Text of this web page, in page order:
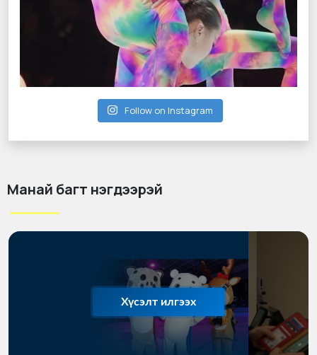
Follow on Instagram
Манай багт нэгдээрэй
Хүсэлт илгээх